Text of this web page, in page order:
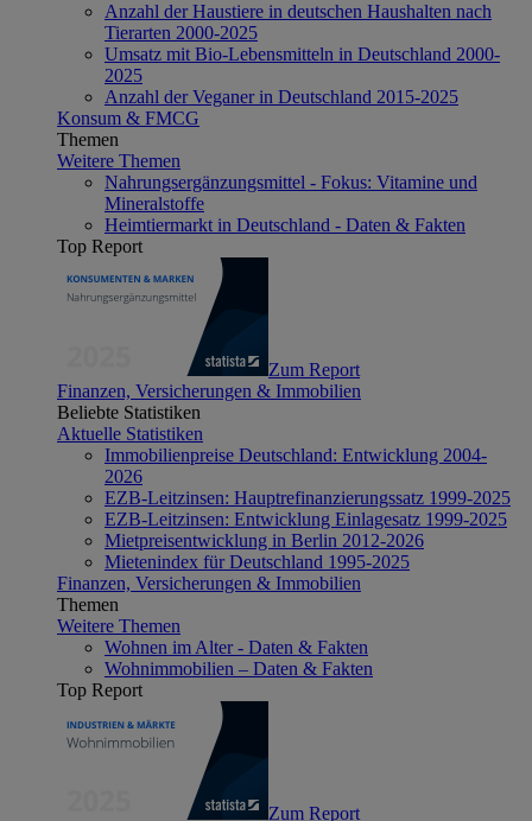
Anzahl der Haustiere in deutschen Haushalten nach
Tierarten 2000-2025
Umsatz mit Bio-Lebensmitteln in Deutschland 2000-
2025
Anzahl der Veganer in Deutschland 2015-2025
Konsum & FMCG
Themen
Weitere Themen
Nahrungsergänzungsmittel - Fokus: Vitamine und
Mineralstoffe
Heimtiermarkt in Deutschland - Daten & Fakten
Top Report
Zum Report
Finanzen, Versicherungen & Immobilien
Beliebte Statistiken
Aktuelle Statistiken
Immobilienpreise Deutschland: Entwicklung 2004-
2026
EZB-Leitzinsen: Hauptrefinanzierungssatz 1999-2025
EZB-Leitzinsen: Entwicklung Einlagesatz 1999-2025
Mietpreisentwicklung in Berlin 2012-2026
Mietenindex für Deutschland 1995-2025
Finanzen, Versicherungen & Immobilien
Themen
Weitere Themen
Wohnen im Alter - Daten & Fakten
Wohnimmobilien – Daten & Fakten
Top Report
Zum Report